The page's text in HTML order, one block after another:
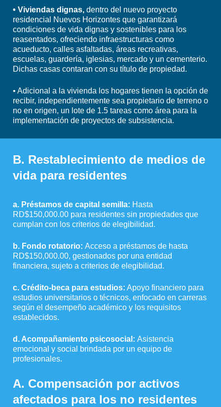
• Viviendas dignas,dentro del nuevo proyecto
residencial Nuevos Horizontes que garantizará
condiciones de vida dignas y sostenibles para los
reasentados, ofreciendo infraestructuras como
acueducto, calles asfaltadas, áreas recreativas,
escuelas, guardería, iglesias, mercado y un cementerio.
Dichas casas contaran con su título de propiedad.
• Adicional a la vivienda los hogares tienen la opción de
recibir, independientemente sea propietario de terreno o
no en origen, un lote de 1.5 tareas como área para la
implementación de proyectos de subsistencia.
B. Restablecimiento de medios de
vida para residentes
a. Préstamos de capital semilla: Hasta
RD$150,000.00 para residentes sin propiedades que
cumplan con los criterios de elegibilidad.
b. Fondo rotatorio: Acceso a préstamos de hasta
RD$150,000.00, gestionados por una entidad
financiera, sujeto a criterios de elegibilidad.
c. Crédito-beca para estudios: Apoyo financiero para
estudios universitarios o técnicos, enfocado en carreras
según el desempeño académico y los requisitos
establecidos.
d. Acompañamiento psicosocial: Asistencia
emocional y social brindada por un equipo de
profesionales.
A. Compensación por activos
afectados para los no residentes